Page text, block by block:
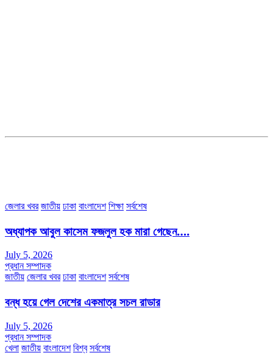
জেলার খবর জাতীয় ঢাকা বাংলাদেশ শিক্ষা সর্বশেষ
অধ্যাপক আবুল কাসেম ফজলুল হক মারা গেছেন….
July 5, 2026
প্রধান সম্পাদক
জাতীয় জেলার খবর ঢাকা বাংলাদেশ সর্বশেষ
বন্ধ হয়ে গেল দেশের একমাত্র সচল রাডার
July 5, 2026
প্রধান সম্পাদক
খেলা জাতীয় বাংলাদেশ বিশ্ব সর্বশেষ